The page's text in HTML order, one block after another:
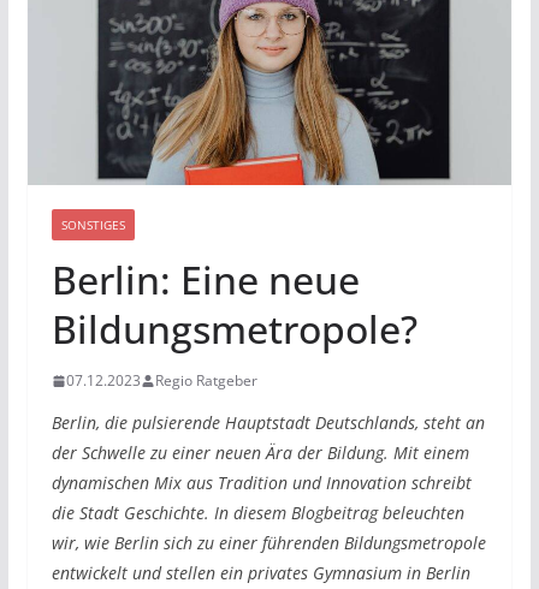
SONSTIGES
Berlin: Eine neue
Bildungsmetropole?
07.12.2023 Regio Ratgeber
Berlin, die pulsierende Hauptstadt Deutschlands, steht an
der Schwelle zu einer neuen Ära der Bildung. Mit einem
dynamischen Mix aus Tradition und Innovation schreibt
die Stadt Geschichte. In diesem Blogbeitrag beleuchten
wir, wie Berlin sich zu einer führenden Bildungsmetropole
entwickelt und stellen ein privates Gymnasium in Berlin